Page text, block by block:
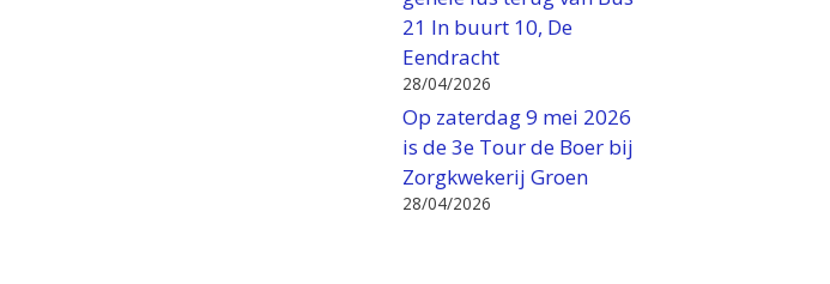
21 In buurt 10, De
Eendracht
28/04/2026
Op zaterdag 9 mei 2026
is de 3e Tour de Boer bij
Zorgkwekerij Groen
28/04/2026